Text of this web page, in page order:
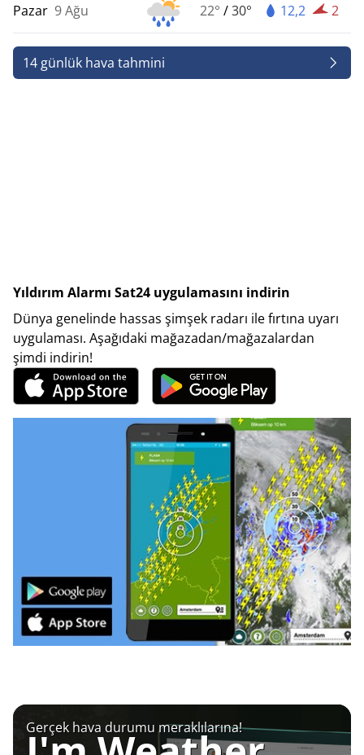
Pazar 9 Ağu 22° /30° 12,2 2
14 günlük hava tahmini
Yıldırım Alarmı Sat24 uygulamasını indirin
Dünya genelinde hassas şimşek radarı ile fırtına uyarı
uygulaması. Aşağıdaki mağazadan/mağazalardan
şimdi indirin!
Gerçek hava durumu meraklılarına!